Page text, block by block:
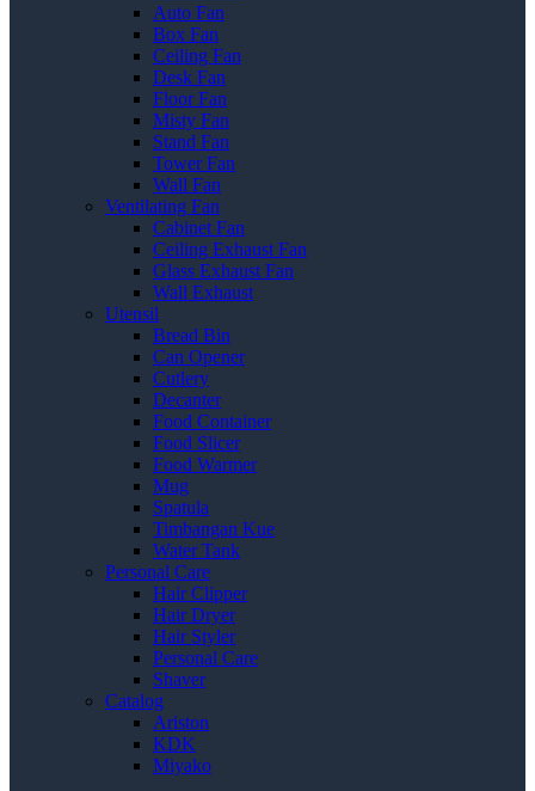
Auto Fan
Box Fan
Ceiling Fan
Desk Fan
Floor Fan
Misty Fan
Stand Fan
Tower Fan
Wall Fan
Ventilating Fan
Cabinet Fan
Ceiling Exhaust Fan
Glass Exhaust Fan
Wall Exhaust
Utensil
Bread Bin
Can Opener
Cutlery
Decanter
Food Container
Food Slicer
Food Warmer
Mug
Spatula
Timbangan Kue
Water Tank
Personal Care
Hair Clipper
Hair Dryer
Hair Styler
Personal Care
Shaver
Catalog
Ariston
KDK
Miyako